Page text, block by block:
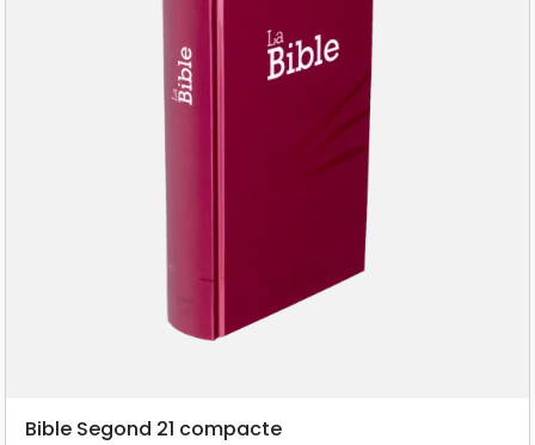
Bible Segond 21 compacte